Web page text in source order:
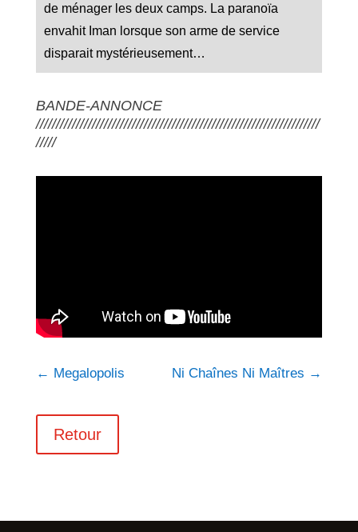
de ménager les deux camps. La paranoïa
envahit Iman lorsque son arme de service
disparait mystérieusement…
BANDE-ANNONCE
///////////////////////////////////////////////////////////////////////
/////
← Megalopolis Ni Chaînes Ni Maîtres →
Retour